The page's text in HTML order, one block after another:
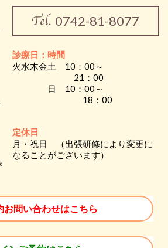
0742-81-8077
診療日：時間
火水木金土 10：00～
21：00
日 10：00～
18：00
定休日
月・祝日 （出張研修により変更に
なることがございます）
お問い合わせはこちら